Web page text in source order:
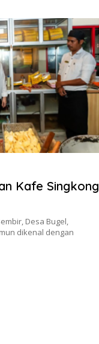
Kafe Singkong
Desa Bugel,
dikenal dengan